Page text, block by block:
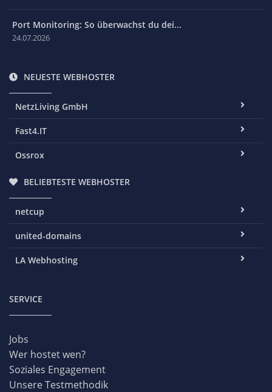
Port Monitoring: So überwachst du dei...
24.07.2026
NEUESTE WEBHOSTER
NetzLiving GmbH
Fast4.IT
Ossrox
BELIEBTESTE WEBHOSTER
netcup
united-domains
LA Webhosting
SERVICE
Jobs
Wer hostet wen?
Soziales Engagement
Unsere Testmethodik